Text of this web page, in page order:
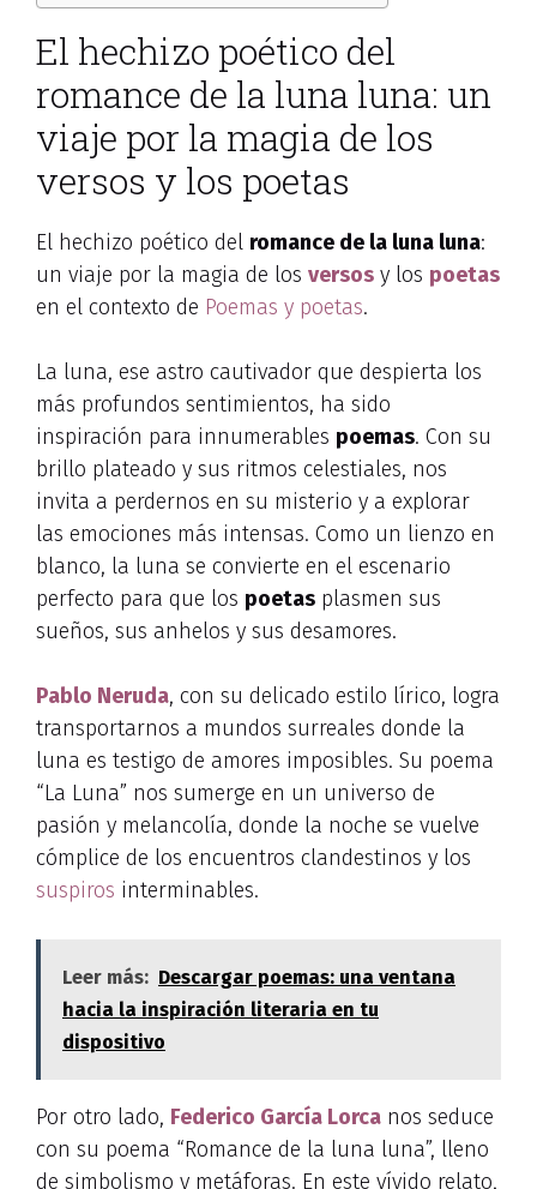
El hechizo poético del
romance de la luna luna: un
viaje por la magia de los
versos y los poetas
El hechizo poético del romance de la luna luna:
un viaje por la magia de los versos y los poetas
en el contexto de Poemas y poetas.
La luna, ese astro cautivador que despierta los
más profundos sentimientos, ha sido
inspiración para innumerables poemas. Con su
brillo plateado y sus ritmos celestiales, nos
invita a perdernos en su misterio y a explorar
las emociones más intensas. Como un lienzo en
blanco, la luna se convierte en el escenario
perfecto para que los poetas plasmen sus
sueños, sus anhelos y sus desamores.
Pablo Neruda, con su delicado estilo lírico, logra
transportarnos a mundos surreales donde la
luna es testigo de amores imposibles. Su poema
“La Luna” nos sumerge en un universo de
pasión y melancolía, donde la noche se vuelve
cómplice de los encuentros clandestinos y los
suspiros interminables.
Leer más: Descargar poemas: una ventana
hacia la inspiración literaria en tu
dispositivo
Por otro lado, Federico García Lorca nos seduce
con su poema “Romance de la luna luna”, lleno
de simbolismo y metáforas. En este vívido relato,